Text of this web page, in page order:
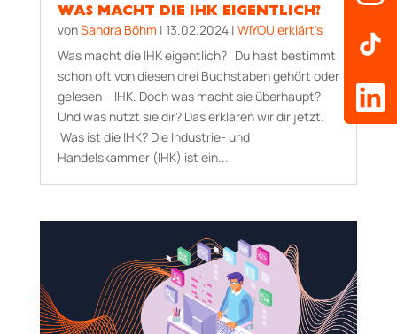
WAS MACHT DIE IHK EIGENTLICH?
vonSandra Böhm | 13.02.2024| WIYOU erklärt's
Was macht die IHK eigentlich? Du hast bestimmt
schon oft von diesen drei Buchstaben gehört oder
gelesen – IHK. Doch was macht sie überhaupt?
Und was nützt sie dir? Das erklären wir dir jetzt.
Was ist die IHK? Die Industrie- und
Handelskammer (IHK) ist ein...